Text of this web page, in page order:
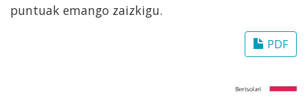
puntuak emango zaizkigu.
PDF